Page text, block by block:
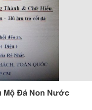
Mộ Đá Non Nước